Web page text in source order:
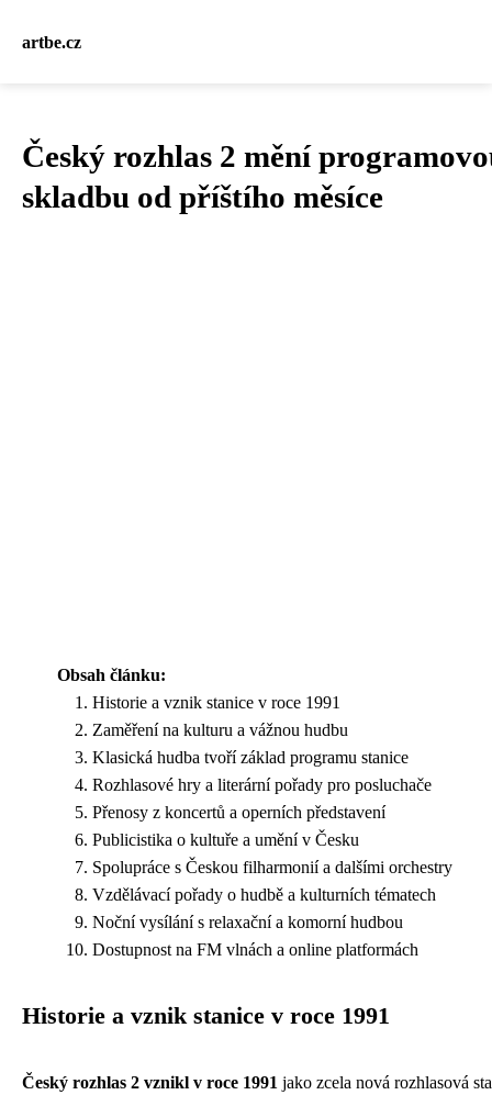
artbe.cz
Český rozhlas 2 mění
skladbu od příštího měsíce
Obsah článku:
Historie a vznik stanice v roce 1991
Zaměření na kulturu a vážnou hudbu
Klasická hudba tvoří základ programu stanice
Rozhlasové hry a literární pořady pro posluchače
Přenosy z koncertů a operních představení
Publicistika o kultuře a umění v Česku
Spolupráce s Českou filharmonií a dalšími orchestry
Vzdělávací pořady o hudbě a kulturních tématech
Noční vysílání s relaxační a komorní hudbou
Dostupnost na FM vlnách a online platformách
Historie a vznik stanice v roce 1991
Český rozhlas 2 vznikl v roce 1991 jako zcela nová rozhlasová